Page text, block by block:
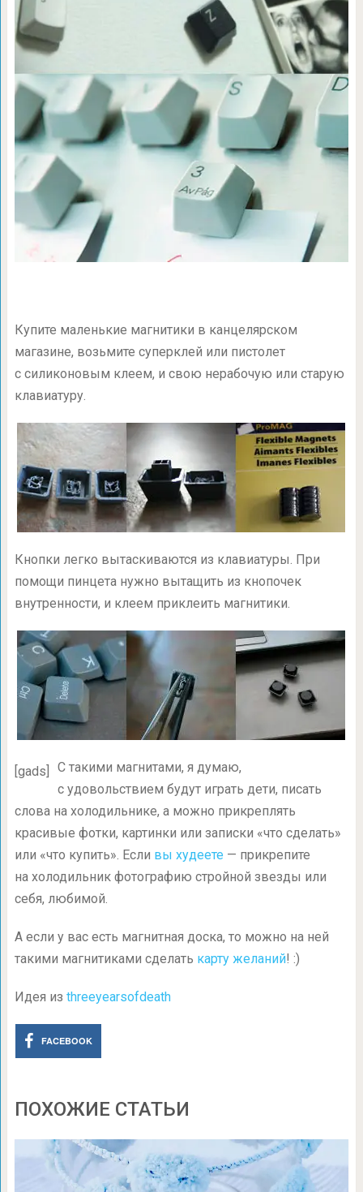
Купите маленькие магнитики в канцелярском
магазине, возьмите суперклей или пистолет
с силиконовым клеем, и свою нерабочую или старую
клавиатуру.
Кнопки легко вытаскиваются из клавиатуры. При
помощи пинцета нужно вытащить из кнопочек
внутренности, и клеем приклеить магнитики.
[gads]
С такими магнитами, я думаю,
с удовольствием будут играть дети, писать
слова на холодильнике, а можно прикреплять
красивые фотки, картинки или записки «что сделать»
или «что купить». Если вы худеете — прикрепите
на холодильник фотографию стройной звезды или
себя, любимой.
А если у вас есть магнитная доска, то можно на ней
такими магнитиками сделать карту желаний! :)
Идея из threeyearsofdeath
FACEBOOK
ПОХОЖИЕ СТАТЬИ